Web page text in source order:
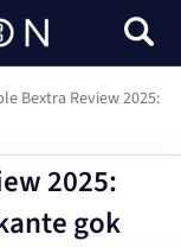
Bextra Review 2025:
2025:
gok